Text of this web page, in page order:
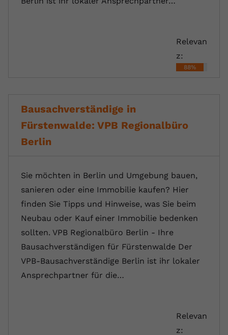
Relevan
z:
88%
Bausachverständige in
Fürstenwalde: VPB Regionalbüro
Berlin
Sie möchten in Berlin und Umgebung bauen,
sanieren oder eine Immobilie kaufen? Hier
finden Sie Tipps und Hinweise, was Sie beim
Neubau oder Kauf einer Immobilie bedenken
sollten. VPB Regionalbüro Berlin - Ihre
Bausachverständigen für Fürstenwalde Der
VPB-Bausachverständige Berlin ist ihr lokaler
Ansprechpartner für die…
Relevan
z: